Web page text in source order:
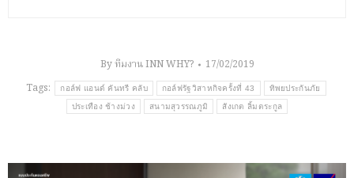
Byทีมงาน INN WHY?
17/02/2019
Tags:
กอล์ฟ แอนด์ คันทรี คลับ กอล์ฟรัฐวิสาหกิจครั้งที่ 43 ทิพยประกันภัย
ประเทือง ช้างม่วง สนามสุวรรณภูมิ สังเกต ลิ้มตระกูล